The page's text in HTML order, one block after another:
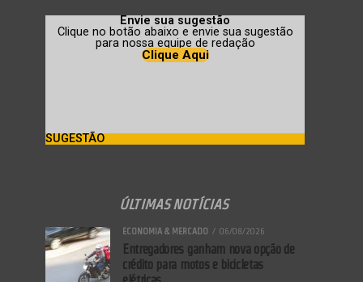
Envie sua sugestão
Clique no botão abaixo e envie sua sugestão
para nossa equipe de redação
Clique Aqui
SUGESTÃO
ÚLTIMAS NOTÍCIAS
ECONOMIA & MERCADO 06/08/2026
Entregadores ganham nova opção de
crédito para motos e bicicletas